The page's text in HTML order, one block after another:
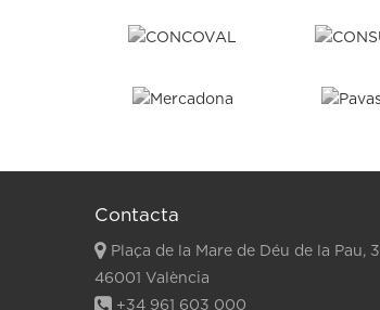
Contacta
Plaça de la Mare de Déu de la Pau, 3
46001 València
+34 961 603 000